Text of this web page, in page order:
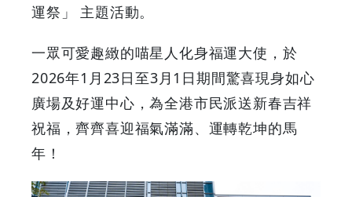
祭」
運祭」 主題活動。
一眾可愛趣緻的喵星人化身福運大使，於
2026年1月23日至3月1日期間驚喜現身如心
廣場及好運中心，為全港市民派送新春吉祥
祝福，齊齊喜迎福氣滿滿、運轉乾坤的馬
年！